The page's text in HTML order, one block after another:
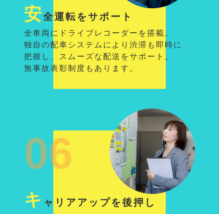
安全運転をサポート
全車両にドライブレコーダーを搭載。
独自の配車システムにより渋滞も即時に
把握し、スムーズな配送をサポート。
無事故表彰制度もあります。
06
キ ャリアアップを後押し